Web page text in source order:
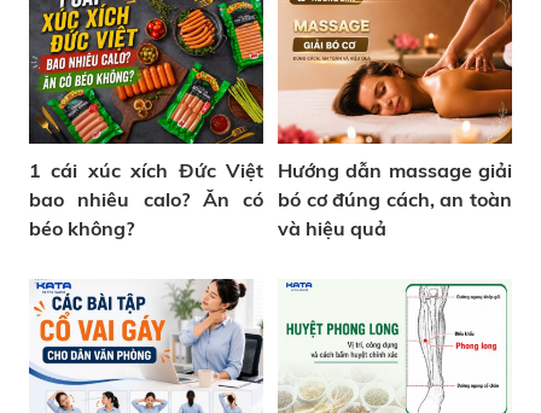
1 cái xúc xích Đức Việt
bao nhiêu calo? Ăn có
béo không?
Hướng dẫn massage giải
bó cơ đúng cách, an toàn
và hiệu quả